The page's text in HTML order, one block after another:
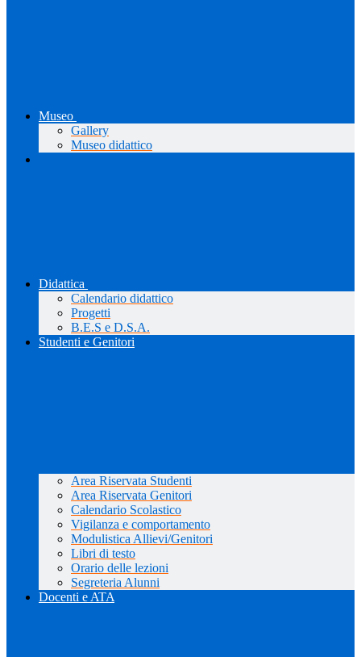
Museo
Gallery
Museo didattico
Didattica
Calendario didattico
Progetti
B.E.S e D.S.A.
Studenti e Genitori
Area Riservata Studenti
Area Riservata Genitori
Calendario Scolastico
Vigilanza e comportamento
Modulistica Allievi/Genitori
Libri di testo
Orario delle lezioni
Segreteria Alunni
Docenti e ATA